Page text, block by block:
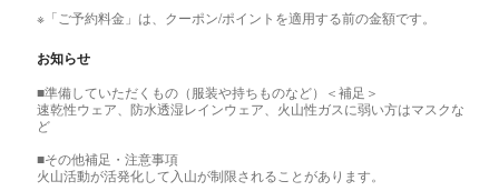
※「ご予約料金」は、クーポン/ポイントを適用する前の金額です。
お知らせ
■準備していただくもの（服装や持ちものなど）＜補足＞
速乾性ウェア、防水透湿レインウェア、火山性ガスに弱い方はマスクな
ど
■その他補足・注意事項
火山活動が活発化して入山が制限されることがあります。